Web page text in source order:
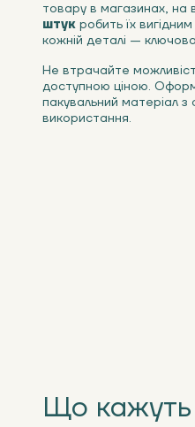
товару в магазинах, на
штук робить їх
кожній деталі —
Не втрачайте
доступною ціною.
пакувальний матеріал
використання.
Що кажуть